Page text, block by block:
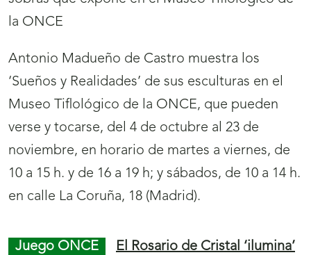
fallados hoy en Valladolid.
Internacional
La ONCE abre sus cerca de
64.000 obras digitales a todos los ciegos del
mundo
08/10/2019
millones de personas ciegas del mundo su